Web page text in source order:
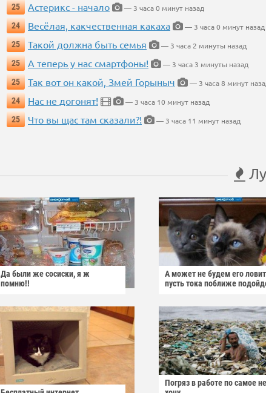
25
Астерикс - начало
— 3 часа 0 минут назад
24
Весёлая, какчественная какаха
— 3 часа 0 минут назад
25
Такой должна быть семья
— 3 часа 2 минуты назад
25
А теперь у нас смартфоны!
— 3 часа 3 минуты назад
25
Так вот он какой, Змей Горыныч
— 3 часа 8 минут
24
Нас не догонят!
— 3 часа 10 минут назад
25
Что вы щас там сказали?! — 3 часа 11 минут назад
Да были же сосиски, я ж
помню!!
А может не будем его
пусть тока поближе
Погряз в работе по самое не